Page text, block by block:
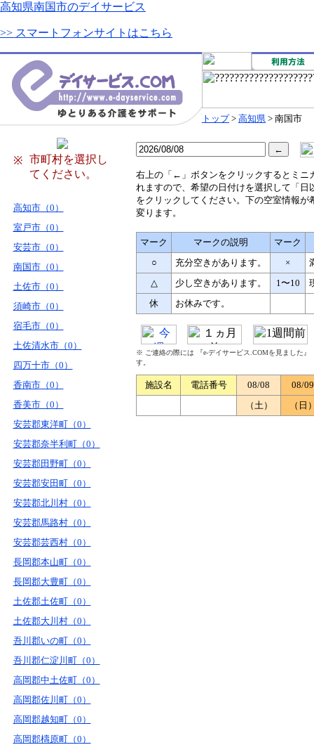
高知県南国市のデイサービス
>> スマートフォンサイトはこちら
トップ> 高知県 > 南国市
※
市町村を選択し
てください。
高知市（0）
室戸市（0）
安芸市（0）
南国市（0）
土佐市（0）
須崎市（0）
宿毛市（0）
土佐清水市（0）
四万十市（0）
香南市（0）
香美市（0）
安芸郡東洋町（0）
安芸郡奈半利町（0）
安芸郡田野町（0）
安芸郡安田町（0）
安芸郡北川村（0）
安芸郡馬路村（0）
安芸郡芸西村（0）
長岡郡本山町（0）
長岡郡大豊町（0）
土佐郡土佐町（0）
土佐郡大川村（0）
吾川郡いの町（0）
吾川郡仁淀川町（0）
高岡郡中土佐町（0）
高岡郡佐川町（0）
高岡郡越知町（0）
高岡郡檮原町（0）
右上の「←」ボタンをクリックするとミニ
れますので、希望の日付けを選択して「日
をクリックしてください。下の空室情報が
変ります。
マーク マークの説明
マーク
○
充分空きがあります。 ×
△
少し空きがあります。 1〜10
休
お休みです。
※ ご連絡の際には 『e-デイサービス.COMを見ました
す。
施設名 電話番号 08/08
08/09
（土）
（日